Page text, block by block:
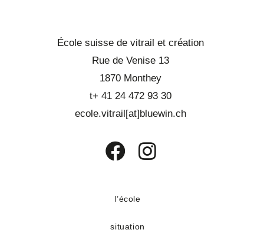
École suisse de vitrail et création
Rue de Venise 13
1870 Monthey
t+ 41 24 472 93 30
ecole.vitrail[at]bluewin.ch
un
onglet
l’école
situation